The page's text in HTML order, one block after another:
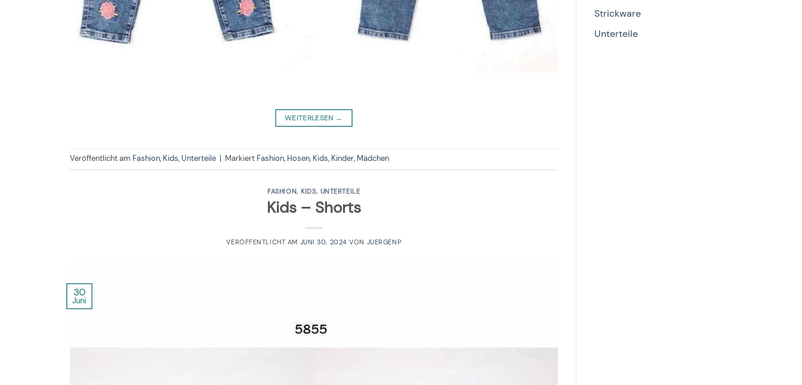
WEITERLESEN →
Veröffentlicht am Fashion, Kids, Unterteile | Markiert Fashion, Hosen, Kids, Kinder, Mädchen
FASHION,KIDS, UNTERTEILE
Kids – Shorts
VERÖFFENTLICHT AM JUNI 30, 2024 VON JUERGENP
30
Juni
Strickware
Unterteile